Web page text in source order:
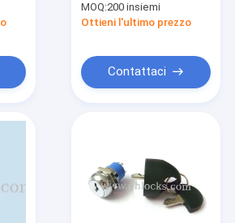
serratura di
commutatore
dell'otturatore della
polvere
MOQ:200 insiemi
Ottieni l'ultimo prezzo
Contattaci